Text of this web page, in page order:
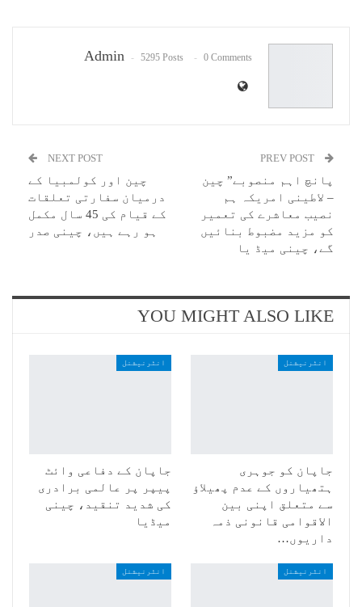
Admin 5295 Posts 0 Comments
پانچ اہم منصوبے” چین
– لاطینی امریکہ ہم
نصیب معاشرے کی تعمیر
کو مزید مضبوط بنائیں
گے، چینی میڈ یا
NEXT POST
چین اور کولمبیا کے
درمیان سفارتی تعلقات
کے قیام کی 45 سال مکمل
ہو رہے ہیں، چینی صدر
YOU MIGHT ALSO LIKE
انٹرنیشنل
جاپان کو جوہری
ہتھیاروں کے عدم پھیلاؤ
سے متعلق اپنی بین
الاقوامی قانونی ذمہ
داریوں…
انٹرنیشنل
جاپان کے دفاعی وائٹ
پیپر پر عالمی برادری
کی شدید تنقید، چینی
میڈیا
انٹرنیشنل انٹرنیشنل